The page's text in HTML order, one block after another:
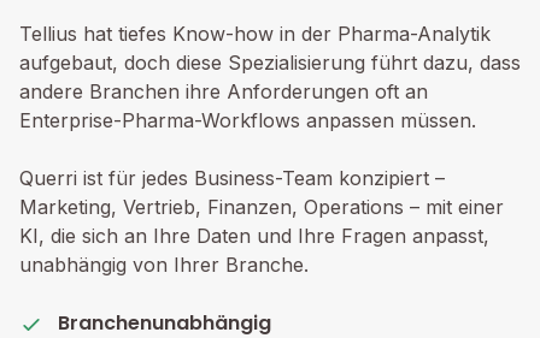
Tellius hat tiefes Know-how in der Pharma-Analytik
aufgebaut, doch diese Spezialisierung führt dazu, dass
andere Branchen ihre Anforderungen oft an
Enterprise-Pharma-Workflows anpassen müssen.
Querri ist für jedes Business-Team konzipiert –
Marketing, Vertrieb, Finanzen, Operations – mit einer
KI, die sich an Ihre Daten und Ihre Fragen anpasst,
unabhängig von Ihrer Branche.
Branchenunabhängig